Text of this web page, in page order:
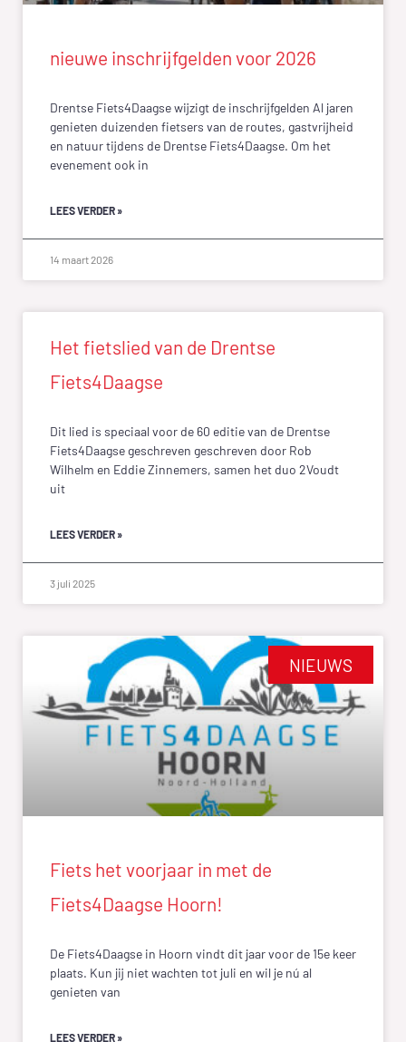
nieuwe inschrijfgelden voor 2026
Drentse Fiets4Daagse wijzigt de inschrijfgelden Al jaren
genieten duizenden fietsers van de routes, gastvrijheid
en natuur tijdens de Drentse Fiets4Daagse. Om het
evenement ook in
LEES VERDER »
14 maart 2026
Het fietslied van de Drentse
Fiets4Daagse
Dit lied is speciaal voor de 60 editie van de Drentse
Fiets4Daagse geschreven geschreven door Rob
Wilhelm en Eddie Zinnemers, samen het duo 2Voudt
uit
LEES VERDER »
3 juli 2025
NIEUWS
Fiets het voorjaar in met de
Fiets4Daagse Hoorn!
De Fiets4Daagse in Hoorn vindt dit jaar voor de 15e keer
plaats. Kun jij niet wachten tot juli en wil je nú al
genieten van
LEES VERDER »